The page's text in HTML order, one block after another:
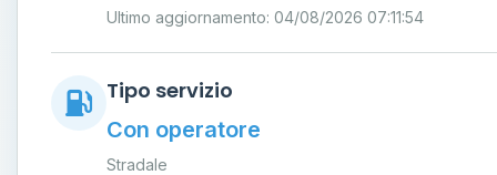
Ultimo aggiornamento: 04/08/2026 07:11:54
Tipo servizio
Con operatore
Stradale